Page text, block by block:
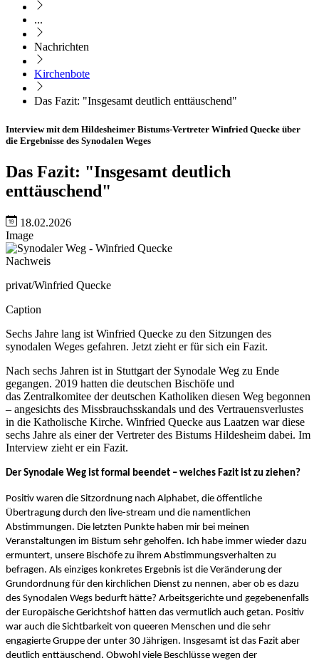
...
Nachrichten
Kirchenbote
Das Fazit: "Insgesamt deutlich enttäuschend"
Interview mit dem Hildesheimer Bistums-Vertreter Winfried Quecke über
die Ergebnisse des Synodalen Weges
Das Fazit: "Insgesamt deutlich
enttäuschend"
18.02.2026
Image
Nachweis
privat/Winfried Quecke
Caption
Sechs Jahre lang ist Winfried Quecke zu den Sitzungen des
synodalen Weges gefahren. Jetzt zieht er für sich ein Fazit.
Nach sechs Jahren ist in Stuttgart der Synodale Weg zu Ende
gegangen. 2019 hatten die deutschen Bischöfe und
das Zentralkomitee der deutschen Katholiken diesen Weg begonnen
– angesichts des Missbrauchsskandals und des Vertrauensverlustes
in die Katholische Kirche. Winfried Quecke aus Laatzen war diese
sechs Jahre als einer der Vertreter des Bistums Hildesheim dabei. Im
Interview zieht er ein Fazit.
Der Synodale Weg ist formal beendet – welches Fazit ist zu ziehen?
Positiv waren die Sitzordnung nach Alphabet, die öffentliche
Übertragung durch den live-stream und die namentlichen
Abstimmungen. Die letzten Punkte haben mir bei meinen
Veranstaltungen im Bistum sehr geholfen. Ich habe immer wieder dazu
ermuntert, unsere Bischöfe zu ihrem Abstimmungsverhalten zu
befragen. Als einziges konkretes Ergebnis ist die Veränderung der
Grundordnung für den kirchlichen Dienst zu nennen, aber ob es dazu
des Synodalen Wegs bedurft hätte? Arbeitsgerichte und gegebenenfalls
der Europäische Gerichtshof hätten das vermutlich auch getan. Positiv
war auch die Sichtbarkeit von queeren Menschen und die sehr
engagierte Gruppe der unter 30 Jährigen. Insgesamt ist das Fazit aber
deutlich enttäuschend. Obwohl viele Beschlüsse wegen der